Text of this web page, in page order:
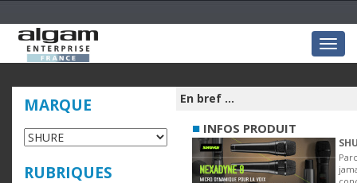
MARQUE
RUBRIQUES
En bref ...
■ INFOS PRODUIT